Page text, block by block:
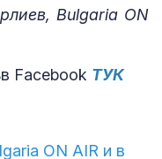
Bulgaria ON
Facebook ТУК
ON AIR и в